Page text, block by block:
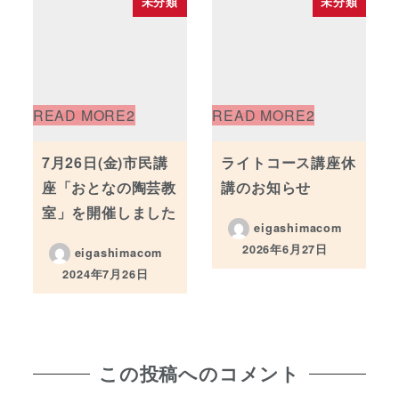
7月26日(金)市民講
座「おとなの陶芸教
室」を開催しました
eigashimacom
投稿日
2024年7月26日
ライトコース講座休
講のお知らせ
eigashimacom
投稿日
2026年6月27日
この投稿へのコメント